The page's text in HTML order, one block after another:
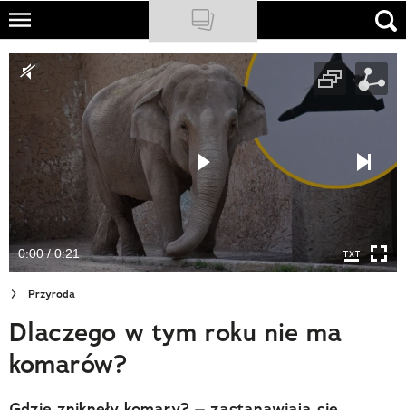
Skip
main
content
NATIONAL GEOGRAPHIC
TRAVELER
PODCASTY
Sklep
Newsletter
Cuda Polski
Wielki Konkurs Fotograficzny
Trendbook Podróżniczy
Polecane
0:00 / 0:21
Przyroda
Dlaczego w tym roku nie ma
komarów?